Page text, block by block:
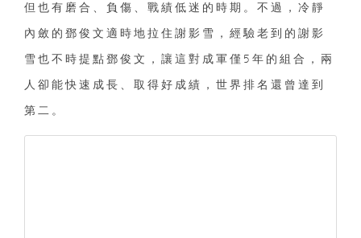
但也有磨合、負傷、戰績低迷的時期。不過，冷靜
內斂的鄧俊文適時地拉住謝影雪，經驗老到的謝影
雪也不時提點鄧俊文，讓這對成軍僅5年的組合，兩
人卻能快速成長、取得好成績，世界排名還曾達到
第二。